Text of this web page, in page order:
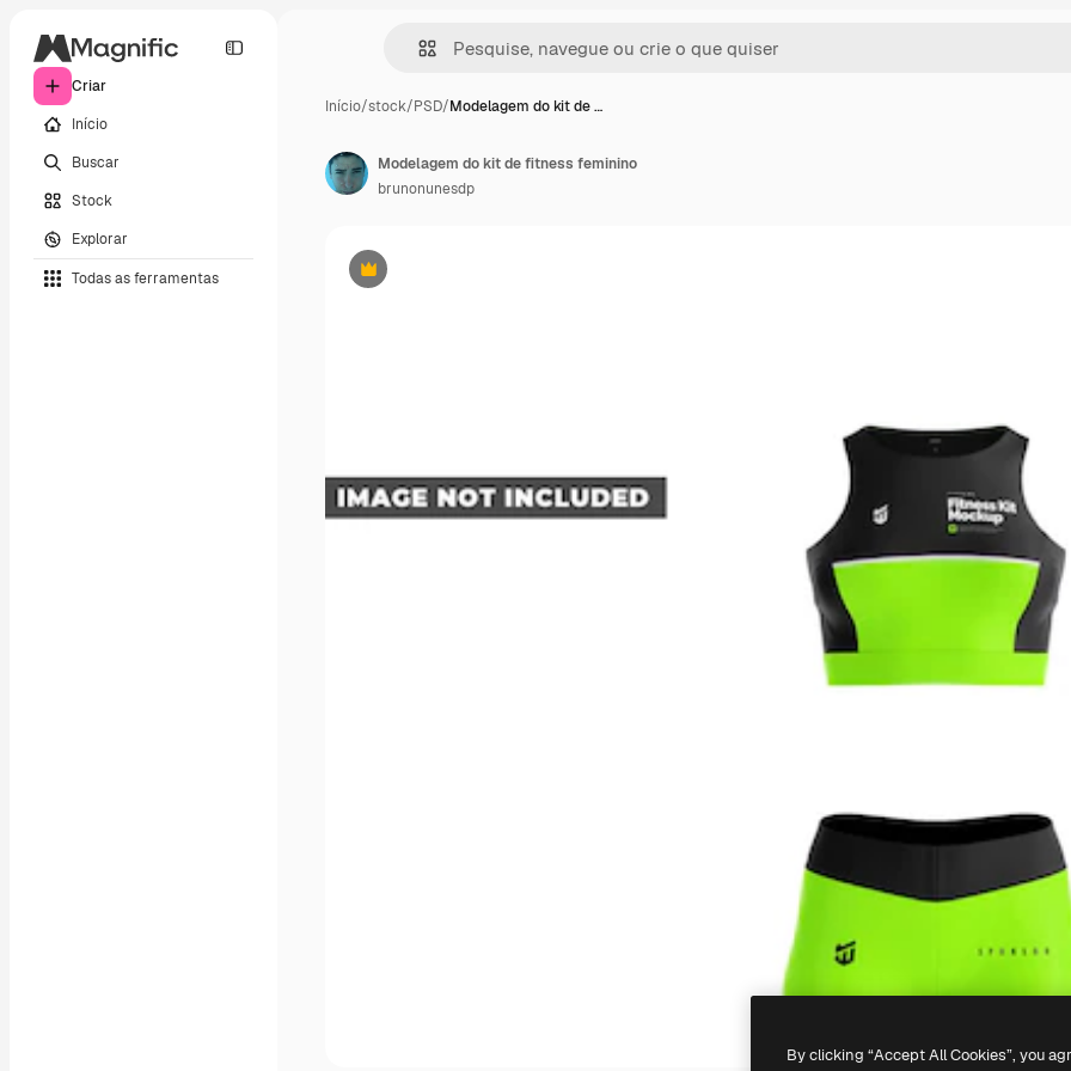
Criar
Início
Buscar
Stock
Explorar
Todas as ferramentas
Início/stock/PSD/Modelagem do kit de …
Premium
Modelagem do kit de fitness feminino
brunonunesdp
By clicking “Accept All Cookies”, you